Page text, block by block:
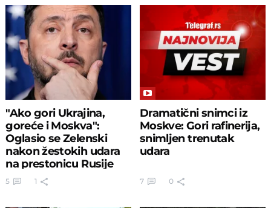
"Ako gori Ukrajina,
goreće i Moskva":
Oglasio se Zelenski
nakon žestokih udara
na prestonicu Rusije
5 1
Dramatični snimci iz
Moskve: Gori rafinerija,
snimljen trenutak
udara
7 0